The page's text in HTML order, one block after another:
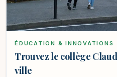
ÉDUCATION & INNOVATIONS
Trouvez le collège
ville